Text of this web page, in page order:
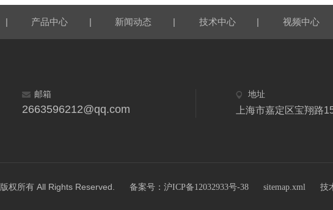
| 产品中心 | 新闻动态 | 技术中心 | 视频中心
邮箱
2663596212@qq.com
地址
上海市嘉定区宝翔路
权所有 All Rights Reserved. 备案号：沪ICP备12032933号-38 sitemap.xml 技